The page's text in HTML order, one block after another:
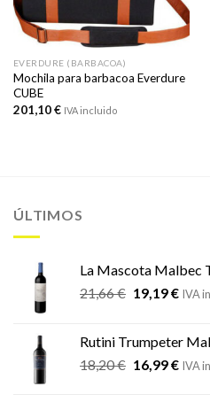
EVERDURE (BARBACOA)
Mochila para barbacoa Everdure
CUBE
201,10€ IVA incluido
ÚLTIMOS
La Mascota Malbec
21,66€ El
era:
21,66 €.
19,19€El
es:
IVA
Rutini Trumpeter
18,20€ El
16,99€ElIVA